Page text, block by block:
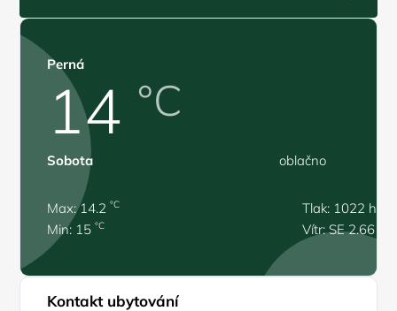
Perná
14 °C
Sobota oblačno
Max: 14.2°C
Min: 15°C
Tlak: 1022 hPa
Vítr: SE 2.66 m/
Kontakt ubytování